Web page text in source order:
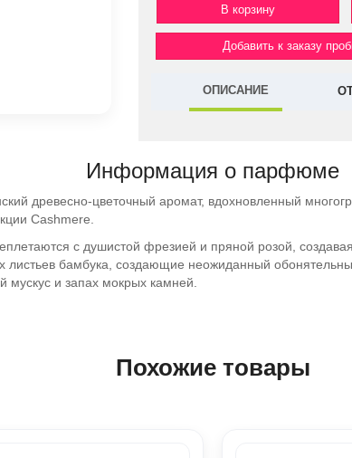
Добавить к заказу
ОПИСАНИЕ
Информация о парфюме
древесно-цветочный аромат, вдохновленный
Cashmere.
с душистой фрезией и пряной розой,
листьев бамбука, создающие неожиданный
и запах мокрых камней.
Похожие товары